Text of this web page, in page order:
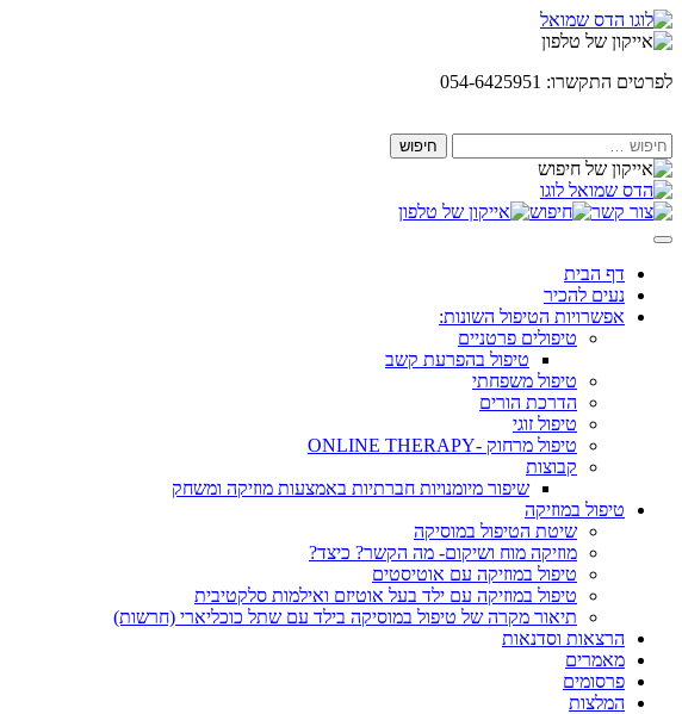
Skip
to
לפרטים התקשרו: 054-6425951
חיפוש:
דף הבית
נעים להכיר
אפשרויות הטיפול השונות:
טיפולים פרטניים
טיפול בהפרעת קשב
טיפול משפחתי
הדרכת הורים
טיפול זוגי
טיפול מרחוק -ONLINE THERAPY
קבוצות
שיפור מיומנויות חברתיות באמצעות מוזיקה ומשחק
טיפול במוזיקה
שיטת הטיפול במוסיקה
מוזיקה מוח ושיקום- מה הקשר? כיצד?
טיפול במוזיקה עם אוטיסטים
טיפול במוזיקה עם ילד בעל אוטיזם ואילמות סלקטיבית
תיאור מקרה של טיפול במוסיקה בילד עם שתל כוכליארי (חרשות)
הרצאות וסדנאות
מאמרים
פרסומים
המלצות